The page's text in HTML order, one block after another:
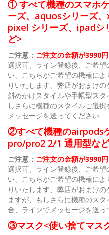
① すべて機種のスマホ
ーズ、aquosシリーズ
pixel シリーズ、ipadシ
ど>
ご注意： ご注文の金額が3990
選択可、ライン登録後、ご希
い、こちらがご希望の機種に
りいたします、弊店がおまけの
斜めかけスタイルや手帳型ス
しさらに機種のスタイルご選
メッセージを送ってください
②すべて機種のairpods
pro/pro2 2/1 通用型な
ご注意： ご注文の金額が3990
選択可、ライン登録後、ご希
い、こちらがご希望の機種に
りいたします、弊店がおまけ
ますが、もしさらに機種のス
合、ラインでメッセージを送っ
③マスク<使い捨てマス